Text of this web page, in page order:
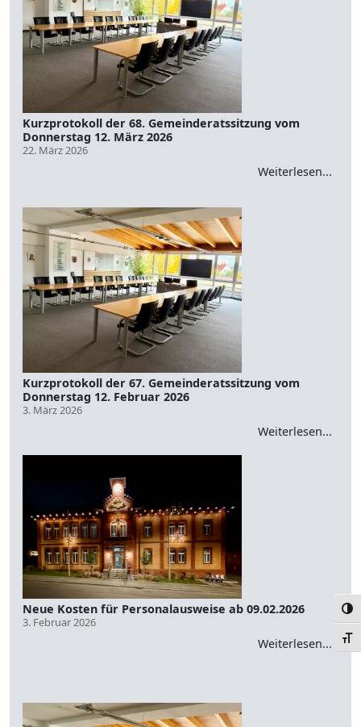
Kurzprotokoll der 68. Gemeinderatssitzung vom
Donnerstag 12. März 2026
22. März 2026
Weiterlesen...
Kurzprotokoll der 67. Gemeinderatssitzung vom
Donnerstag 12. Februar 2026
3. März 2026
Weiterlesen...
Neue Kosten für Personalausweise ab 09.02.2026
3. Februar 2026
Weiterlesen...